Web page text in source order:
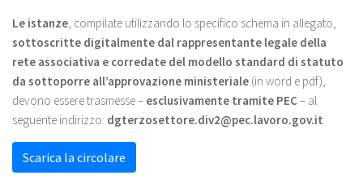
Le istanze, compilate utilizzando lo specifico schema in allegato,
sottoscritte digitalmente dal rappresentante legale della
rete associativa e corredate del modello standard di statuto
da sottoporre all’approvazione ministeriale (in word e pdf),
devono essere trasmesse – esclusivamente tramite PEC– al
seguente indirizzo: dgterzosettore.div2@pec.lavoro.gov.it
Scarica la circolare